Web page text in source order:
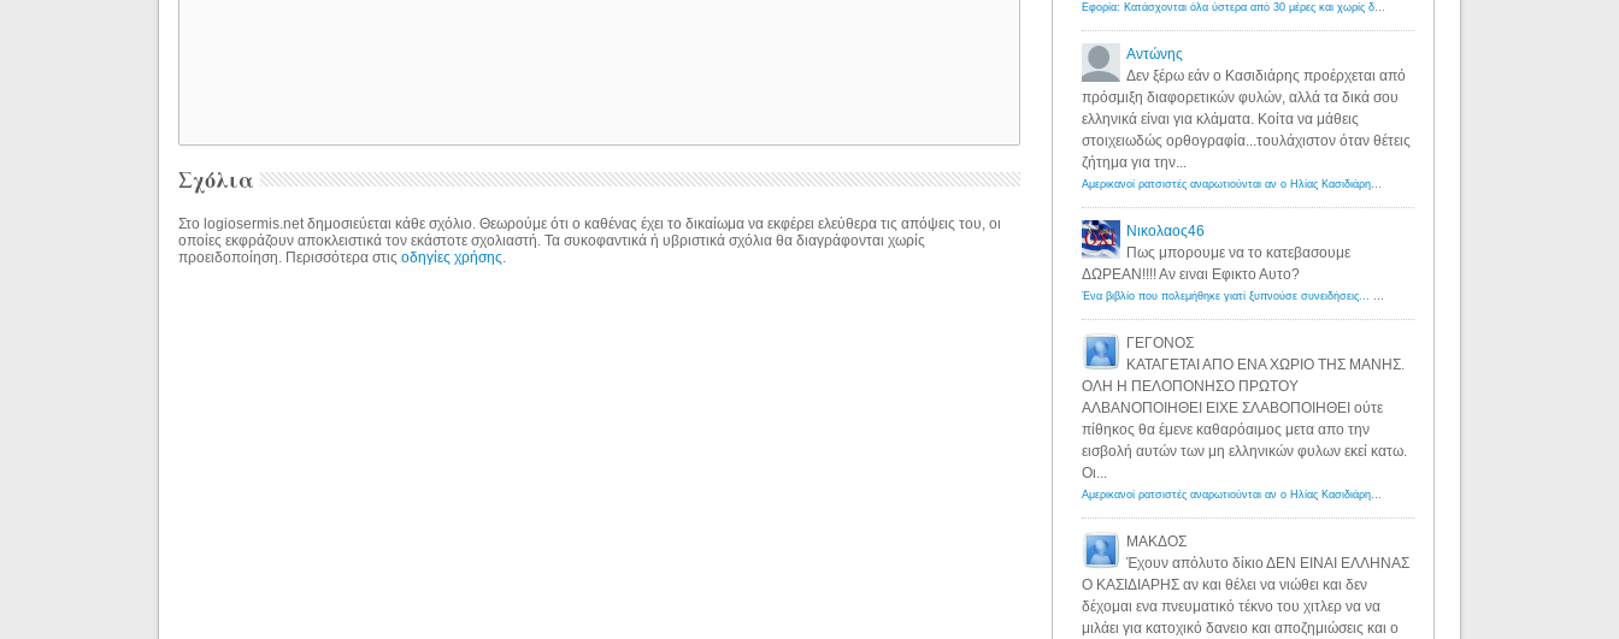
Σχόλια
Στο logiosermis.net δημοσιεύεται κάθε σχόλιο. Θεωρούμε ότι ο καθένας έχει το δικαίωμα να εκφέρει ελεύθερα τις απόψεις του, οι
οποίες εκφράζουν αποκλειστικά τον εκάστοτε σχολιαστή. Τα συκοφαντικά ή υβριστικά σχόλια θα διαγράφονται χωρίς
προειδοποίηση. Περισσότερα στιςοδηγίες χρήσης
Εφορία: Κατάσχονται όλα ύστερα από 30 μέρες και χωρίς δικαστικές αποφάσεις - Λόγιος Ερμής
Αντώνης
Δεν ξέρω εάν ο Κασιδιάρης προέρχεται από
πρόσμιξη διαφορετικών φυλών, αλλά τα δικά σου
ελληνικά είναι για κλάματα. Κοίτα να μάθεις
στοιχειωδώς ορθογραφία...τουλάχιστον όταν θέτεις
ζήτημα για την...
Αμερικανοί ρατσιστές αναρωτιούνται αν ο Ηλίας Κασιδιάρης ανήκει στη λευκή φυλή... - Λόγιος Ερμής
Νικολαος46
Πως μπορουμε να το κατεβασουμε
ΔΩΡΕΑΝ!!!! Αν ειναι Εφικτο Αυτο?
Ένα βιβλίο που πολεμήθηκε γιατί ξυπνούσε συνειδήσεις... - Λόγιος Ερμής | Η γνώση ξεκινάει με την αναζήτηση...
ΓΕΓΟΝΟΣ
ΚΑΤΑΓΕΤΑΙ ΑΠΟ ΕΝΑ ΧΩΡΙΟ ΤΗΣ ΜΑΝΗΣ.
ΟΛΗ Η ΠΕΛΟΠΟΝΗΣΟ ΠΡΩΤΟΥ
ΑΛΒΑΝΟΠΟΙΗΘΕΙ ΕΙΧΕ ΣΛΑΒΟΠΟΙΗΘΕΙ ούτε
πίθηκος θα έμενε καθαρόαιμος μετα απο την
εισβολή αυτών των μη ελληνικών φυλων εκεί κατω.
Οι...
Αμερικανοί ρατσιστές αναρωτιούνται αν ο Ηλίας Κασιδιάρης ανήκει στη λευκή φυλή... - Λόγιος Ερμής
ΜΑΚΔΟΣ
Έχουν απόλυτο δίκιο ΔΕΝ ΕΙΝΑΙ ΕΛΛΗΝΑΣ
Ο ΚΑΣΙΔΙΑΡΗΣ αν και θέλει να νιώθει και δεν
δέχομαι ενα πνευματικό τέκνο του χιτλερ να να
μιλάει για κατοχικό δανειο και αποζημιώσεις και ο